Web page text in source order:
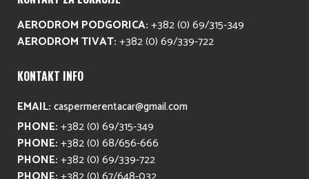
AERODROM PODGORICA:+382 (0) 69/315-349
AERODROM TIVAT:+382 (0) 69/339-722
KONTAKT INFO
EMAIL: caspermerentacar@gmail.com
PHONE:+382 (0) 69/315-349
PHONE:+382 (0) 68/656-666
PHONE:+382 (0) 69/339-722